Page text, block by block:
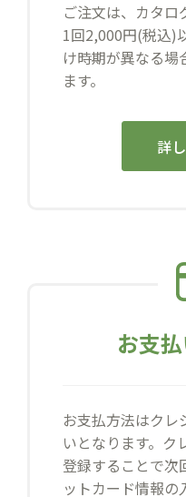
ご注文は、カタロ
1回2,000円(税込)
け時期が異なる場
ます。
詳
お支
お支払方法はクレ
いとなります。ク
登録することで次
ットカード情報の